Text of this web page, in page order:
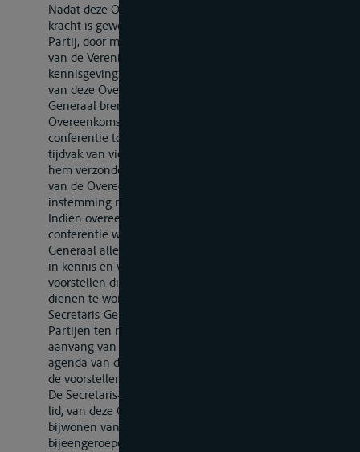
Nadat deze Overeenkomst gedurende drie jaar van
kracht is geweest kan elke Overeenkomstsluitende
Partij, door middel van een aan de Secretaris-Generaal
van de Verenigde Naties gerichte schriftelijke
kennisgeving, verzoeken een conferentie tot herziening
van deze Overeenkomst bijeen te roepen. De Secretaris-
Generaal brengt dit verzoek ter kennis van alle
Overeenkomstsluitende Partijen en roept een
conferentie tot herziening bijeen, indien binnen een
tijdvak van vier maanden na dagtekening van de door
hem verzonden kennisgeving ten minste een vierde
van de Overeenkomstsluitende Partijen hem van hun
instemming met het verzoek kennis hebben gegeven.
Indien overeenkomstig het eerste lid van dit artikel een
conferentie wordt bijeengeroepen, stelt de Secretaris-
Generaal alle Overeenkomstsluitende Partijen hiervan
in kennis en verzoekt hun binnen drie maanden de
voorstellen die naar hun oordeel door de conferentie
dienen te worden behandeld in te zenden. De
Secretaris-Generaal stelt alle Overeenkomstsluitende
Partijen ten minste drie maanden voor de datum van
aanvang van de conferentie in kennis van de voorlopige
agenda van de conferentie, alsmede van de inhoud van
de voorstellen.
De Secretaris-Generaal nodigt alle in artikel 10, eerste
lid, van deze Overeenkomst bedoelde landen uit tot het
bijwonen van de overeenkomstig dit artikel
bijeengeroepen conferenties.